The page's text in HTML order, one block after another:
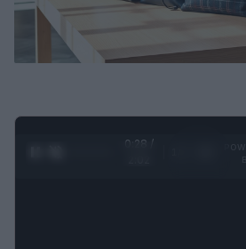
0:29 /